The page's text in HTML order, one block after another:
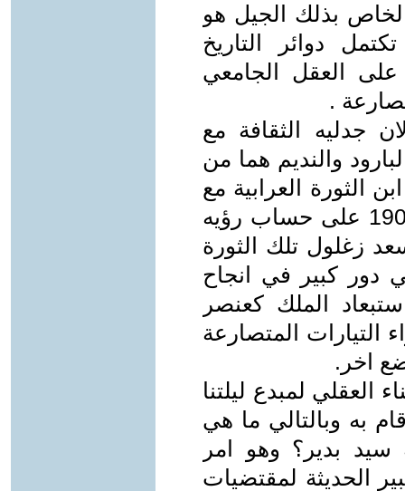
الخاص بذلك الجيل هو
دوائر التاريخ
العقل الجامعي
.
جدليه الثقافة مع
والنديم هما من
الثورة العرابية مع
الانحياز لرؤيه محمد عبده المتوفي 1905 على حساب رؤيه
زغلول تلك الثورة
دور كبير في انجاح
في استبعاد الملك كعنصر
التيارات المتصارعة
اخر.
العقلي لمبدع ليلتنا
به وبالتالي ما هي
بدير؟ وهو امر
الحديثة لمقتضيات